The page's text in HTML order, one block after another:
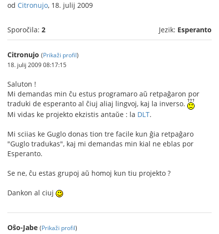
od Citronujo, 18. julij 2009
Sporočila: 2 Jezik: Esperanto
Citronujo (Prikaži profil)
18. julij 2009 08:17:15
Saluton !
Mi demandas min ĉu estus programaro aŭ retpaĝaron por
traduki de esperanto al ĉiuj aliaj lingvoj, kaj la inverso.
Mi vidas ke projekto ekzistis antaŭe : la DLT.
Mi sciias ke Guglo donas tion tre facile kun ĝia retpaĝaro
"Guglo tradukas", kaj mi demandas min kial ne eblas por
Esperanto.
Se ne, ĉu estas grupoj aŭ homoj kun tiu projekto ?
Dankon al ciuj
Oŝo-Jabe (Prikaži profil)